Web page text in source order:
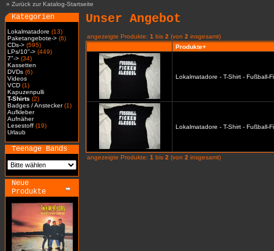
» Zurück zur Katalog-Startseite
Kategorien
Lokalmatadore (13)
Paketangebote-> (6)
CDs-> (595)
LPs/10"-> (449)
7"-> (34)
Kassetten
DVDs (6)
Videos
VCD (1)
Kapuzenpulli
T-Shirts (2)
Badges / Anstecker(1)
Aufkleber
Aufnäher
Lesestoff (19)
Urlaub
Teenage Bands
Neue
Produkte
Unser Angebot
angezeigte Produkte: 1 bis 2 (von 2 insgesamt)
Produkte+
Lokalmatadore - T-Shirt - Fußball-
Lokalmatadore - T-Shirt - Fußball-
angezeigte Produkte: 1 bis 2 (von 2 insgesamt)